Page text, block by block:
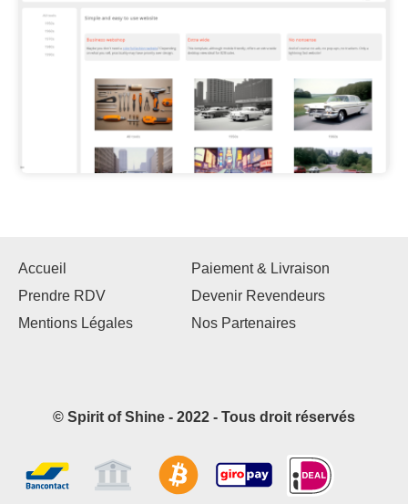
Accueil
Paiement & Livraison
Prendre RDV
Devenir Revendeurs
Mentions Légales
Nos Partenaires
© Spirit of Shine - 2022 - Tous droit réservés